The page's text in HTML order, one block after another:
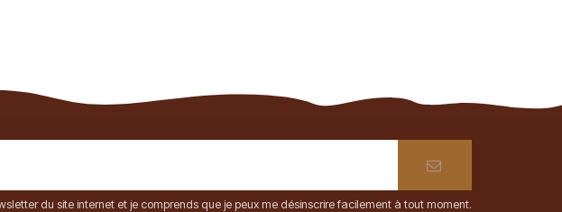
du site internet et je comprends que je peux me désinscrire facilement à tout moment.